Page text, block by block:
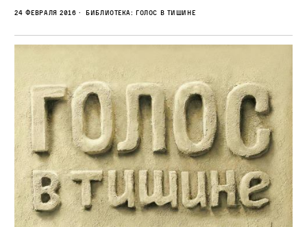
24 февраля 2016 Библиотека: Голос в тишине